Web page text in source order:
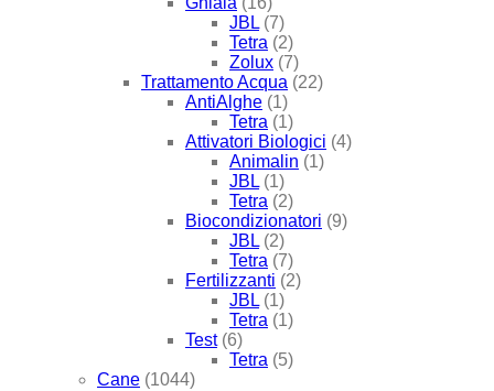
JBL (7)
Tetra (2)
Zolux (7)
Trattamento Acqua (22)
AntiAlghe (1)
Tetra (1)
Attivatori Biologici (4)
Animalin (1)
JBL (1)
Tetra (2)
Biocondizionatori (9)
JBL (2)
Tetra (7)
Fertilizzanti (2)
JBL (1)
Tetra (1)
Test (6)
Tetra (5)
Cane (1044)